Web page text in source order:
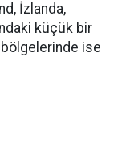
İzlanda,
küçük bir
ise